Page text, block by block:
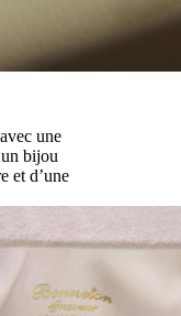
une
bijou
et d’une